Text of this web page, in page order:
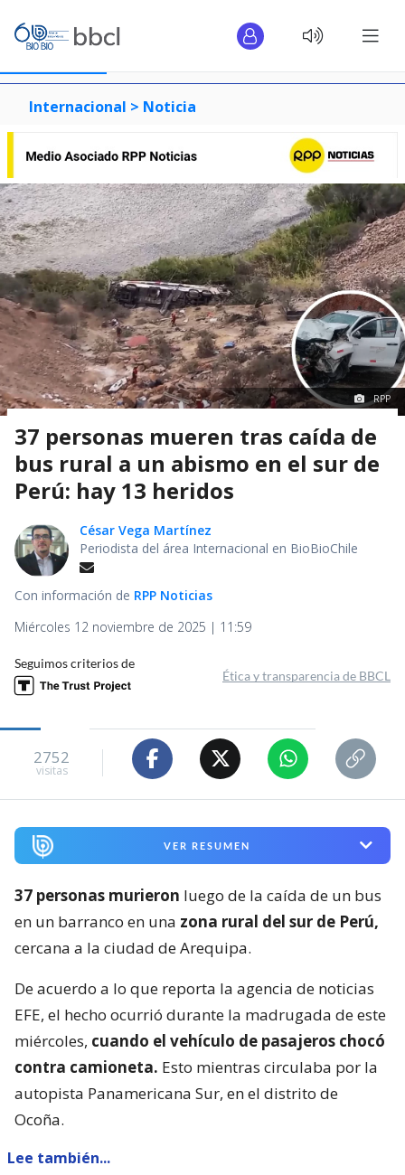
Internacional > Noticia
RPP
37 personas mueren tras caída de
bus rural a un abismo en el sur de
Perú: hay 13 heridos
César Vega Martínez
Periodista del área Internacional en BioBioChile
Con información de RPP Noticias
Miércoles 12 noviembre de 2025 | 11:59
Seguimos criterios de
Ética y transparencia de BBCL
2752
visitas
VER RESUMEN
37 personas murieron luego de la caída de un bus
en un barranco en una zona rural del sur de Perú,
cercana a la ciudad de Arequipa.
De acuerdo a lo que reporta la agencia de noticias
EFE, el hecho ocurrió durante la madrugada de este
miércoles, cuando el vehículo de pasajeros chocó
contra camioneta. Esto mientras circulaba por la
autopista Panamericana Sur, en el distrito de
Ocoña.
Lee también...